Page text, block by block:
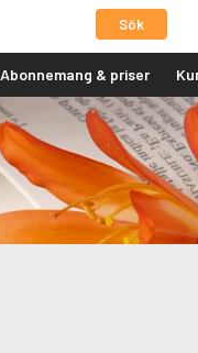
Sök
Abonnemang & priser